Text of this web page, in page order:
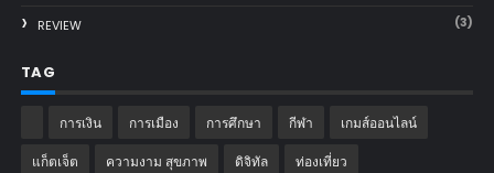
REVIEW (3)
TAG
การเงิน การเมือง การศึกษา กีฬา เกมส์ออนไลน์
แก็ตเจ็ต ความงาม สุขภาพ ดิจิทัล ท่องเที่ยว